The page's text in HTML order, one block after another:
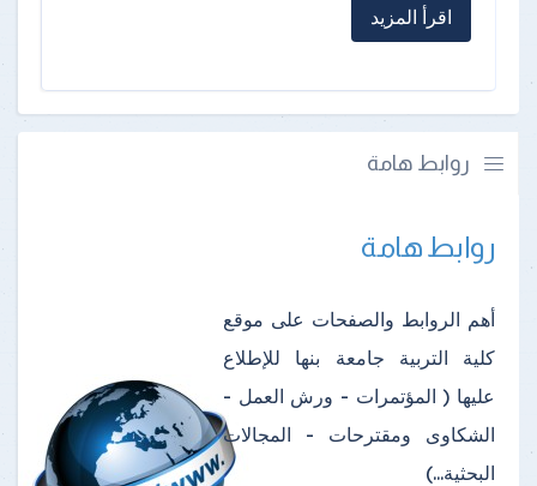
اقرأ المزيد
روابط هامة
روابط هامة
أهم الروابط والصفحات على موقع
كلية التربية جامعة بنها للإطلاع
عليها ( المؤتمرات - ورش العمل -
الشكاوى ومقترحات - المجالات
البحثية...)